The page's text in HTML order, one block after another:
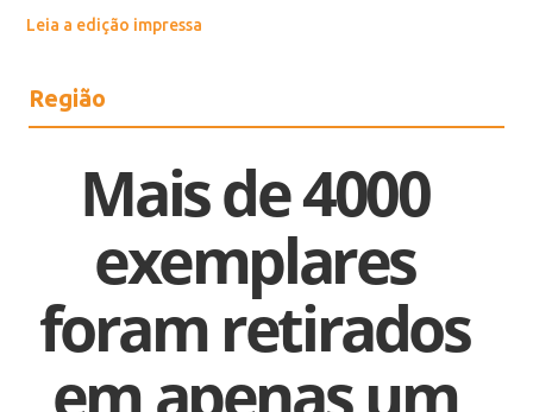
Leia a edição impressa
Região
Mais de 4000
exemplares
foram retirados
em apenas um